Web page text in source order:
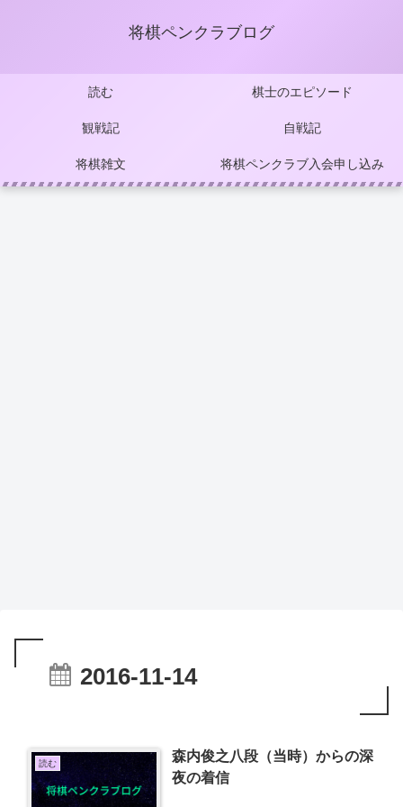
将棋ペンクラブログ
読む 棋士のエピソード
観戦記 自戦記
将棋雑文 将棋ペンクラブ入会申し込み
2016-11-14
読む
森内俊之八段（当時）からの深
夜の着信